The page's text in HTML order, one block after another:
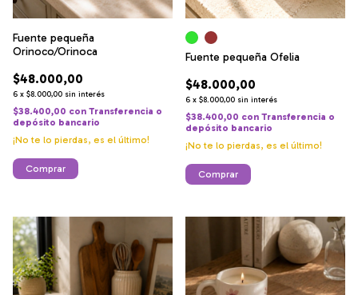
Fuente pequeña
Orinoco/Orinoca
$48.000,00
6 x $8.000,00 sin interés
$38.400,00 con Transferencia o
depósito bancario
¡No te lo pierdas, es el último!
Comprar
Fuente pequeña Ofelia
$48.000,00
6 x $8.000,00 sin interés
$38.400,00 con Transferencia o
depósito bancario
¡No te lo pierdas, es el último!
Comprar